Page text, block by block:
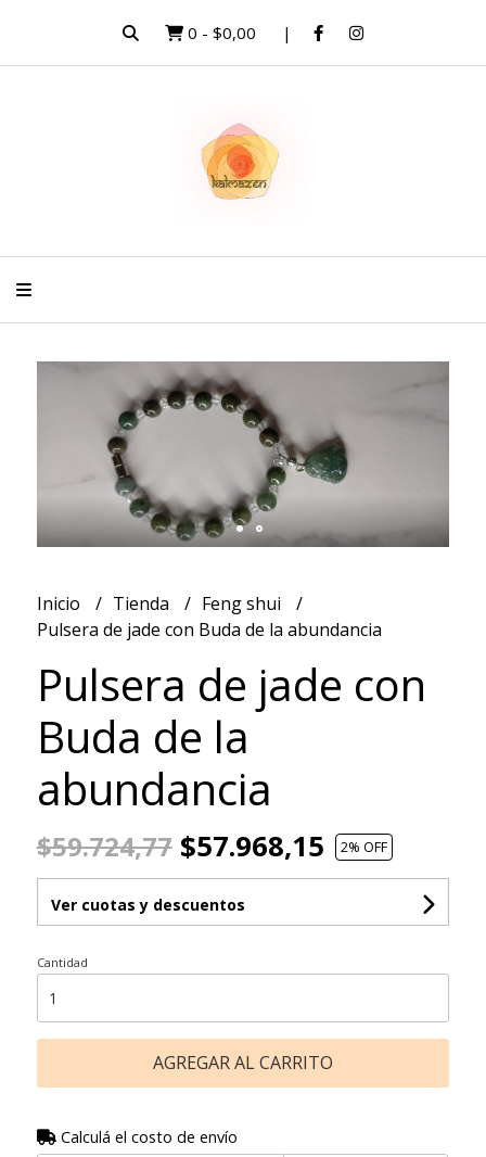
0 - $0,00
Inicio Tienda
Feng shui
Pulsera de jade con Buda de la abundancia
Pulsera de jade con
Buda de la
abundancia
$59.724,77$57.968,15 2% OFF
Ver cuotas y descuentos
Cantidad
AGREGAR AL CARRITO
Calculá el costo de envío